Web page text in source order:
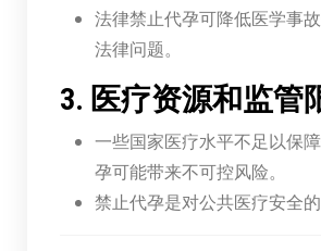
法律禁止代孕可降低医学事
法律问题。
3. 医疗资源和监管
一些国家医疗水平不足以保
孕可能带来不可控风险。
禁止代孕是对公共医疗安全的